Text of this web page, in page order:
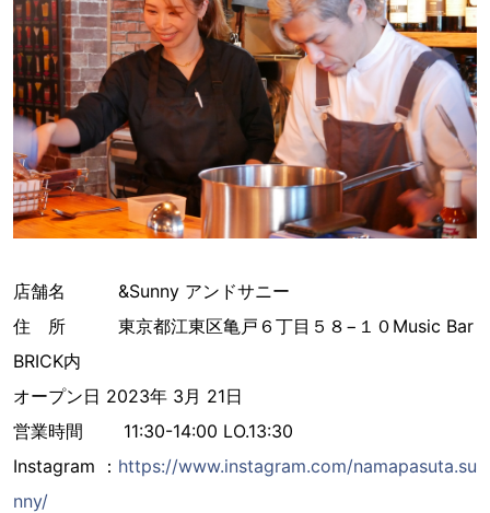
店舗名 &Sunny アンドサニー
住 所 東京都江東区亀戸６丁目５８−１０Music Bar
BRICK内
オープン日 2023年 3月 21日
営業時間 11:30-14:00 LO.13:30
Instagram ： https://www.instagram.com/namapasuta.su
nny/